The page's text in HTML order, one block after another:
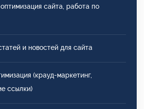
сайта, работа по
и новостей для сайта
(крауд-маркетинг,
ссылки)